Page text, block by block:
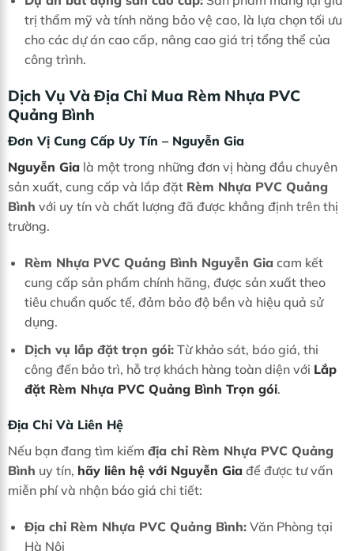
trị thẩm mỹ và tính năng bảo vệ cao, là lựa chọn tối ưu
cho các dự án cao cấp, nâng cao giá trị tổng thể của
công trình.
Dịch Vụ Và Địa Chỉ Mua Rèm Nhựa PVC
Quảng Bình
Đơn Vị Cung Cấp Uy Tín – Nguyễn Gia
Nguyễn Gialà một trong những đơn vị hàng đầu chuyên
sản xuất, cung cấp và lắp đặt Rèm Nhựa PVC Quảng
Bình với uy tín và chất lượng đã được khẳng định trên thị
trường.
Rèm Nhựa PVC Quảng Bình Nguyễn Giacam kết
cung cấp sản phẩm chính hãng, được sản xuất theo
tiêu chuẩn quốc tế, đảm bảo độ bền và hiệu quả sử
dụng.
Dịch vụ lắp đặt trọn gói:Từ khảo sát, báo giá, thi
công đến bảo trì, hỗ trợ khách hàng toàn diện với Lắp
đặt Rèm Nhựa PVC Quảng Bình Trọn gói.
Địa Chỉ Và Liên Hệ
Nếu bạn đang tìm kiếm địa chỉ Rèm Nhựa PVC Quảng
Bình uy tín, hãy liên hệ với Nguyễn Giađể được tư vấn
miễn phí và nhận báo giá chi tiết:
Địa chỉ Rèm Nhựa PVC Quảng Bình:Văn Phòng tại
Hà Nội